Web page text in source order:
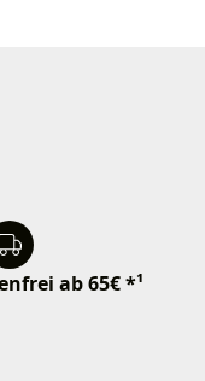
ab 65€ *¹